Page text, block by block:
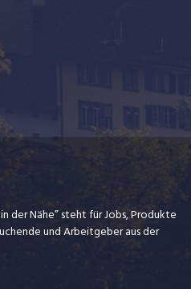
der Nähe” steht für Jobs, Produkte
und Arbeitgeber aus der